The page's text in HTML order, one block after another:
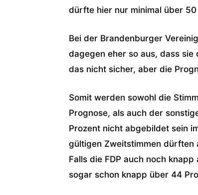
dürfte hier nur minimal über
Bei der Brandenburger
dagegen eher so aus, dass
das nicht sicher, aber die
Somit werden sowohl die
Prognose, als auch der
Prozent nicht abgebildet sein
gültigen Zweitstimmen dürften
Falls die FDP auch noch
sogar schon knapp über 44